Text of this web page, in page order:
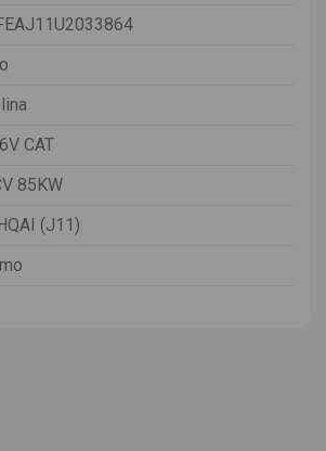
CAT
85KW
(J11)